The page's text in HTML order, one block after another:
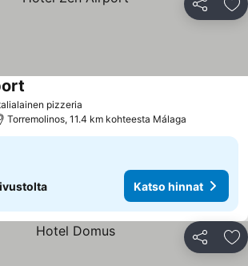
Jaa
pizzeria
Torremolinos, 11.4 km kohteesta Málaga
Katso hinnat
Jaa